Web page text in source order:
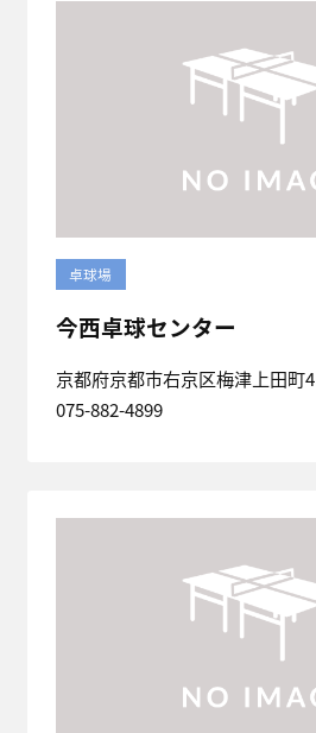
卓球場
今西卓球センター
京都府京都市右京区梅津上田町4
075-882-4899